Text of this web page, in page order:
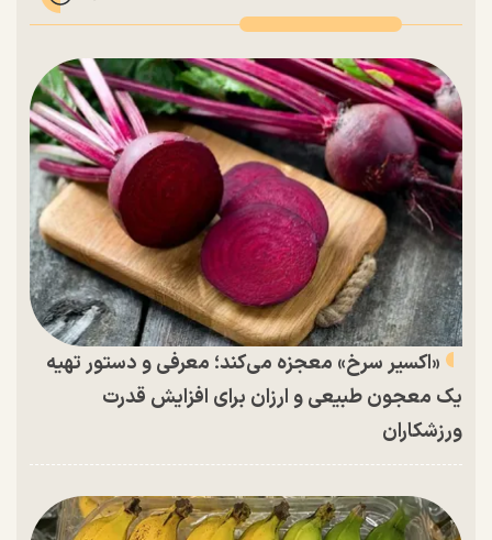
«اکسیر سرخ» معجزه می‌کند؛ معرفی و دستور تهیه
یک معجون طبیعی و ارزان برای افزایش قدرت
ورزشکاران